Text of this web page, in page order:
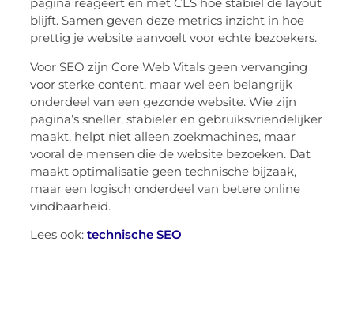
blijft. Samen geven deze metrics inzicht in hoe
prettig je website aanvoelt voor echte bezoekers.
Voor SEO zijn Core Web Vitals geen vervanging
voor sterke content, maar wel een belangrijk
onderdeel van een gezonde website. Wie zijn
pagina’s sneller, stabieler en gebruiksvriendelijker
maakt, helpt niet alleen zoekmachines, maar
vooral de mensen die de website bezoeken. Dat
maakt optimalisatie geen technische bijzaak,
maar een logisch onderdeel van betere online
vindbaarheid.
Lees ook:technische SEO